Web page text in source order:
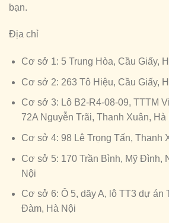
bạn.
Địa chỉ
Cơ sở 1: 5 Trung Hòa, Cầu Giấy,
Cơ sở 2: 263 Tô Hiệu, Cầu Giấy,
Cơ sở 3: Lô B2-R4-08-09, TTTM
72A Nguyễn Trãi, Thanh Xuân, Hà
Cơ sở 4: 98 Lê Trọng Tấn, Thanh
Cơ sở 5: 170 Trần Bình, Mỹ Đình,
Nội
Cơ sở 6: Ô 5, dãy A, lô TT3 dự án
Đàm, Hà Nội